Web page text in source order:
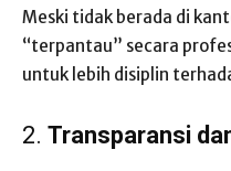
Meski tidak berada di
“terpantau” secara
untuk lebih disiplin
2. Transparansi